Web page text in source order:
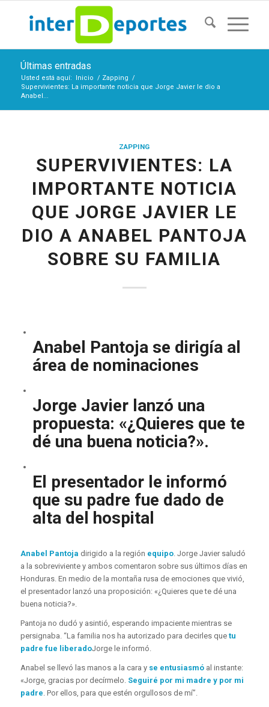
Últimas entradas
Usted está aquí: Inicio / Zapping /
Supervivientes: La importante noticia que Jorge Javier le dio a
Anabel...
ZAPPING
SUPERVIVIENTES: LA
IMPORTANTE NOTICIA
QUE JORGE JAVIER LE
DIO A ANABEL PANTOJA
SOBRE SU FAMILIA
Anabel Pantoja se dirigía al
área de nominaciones
Jorge Javier lanzó una
propuesta: «¿Quieres que te
dé una buena noticia?».
El presentador le informó
que su padre fue dado de
alta del hospital
Anabel Pantoja dirigido a la región equipo. Jorge Javier saludó
a la sobreviviente y ambos comentaron sobre sus últimos días en
Honduras. En medio de la montaña rusa de emociones que vivió,
el presentador lanzó una proposición: «¿Quieres que te dé una
buena noticia?».
Pantoja no dudó y asintió, esperando impaciente mientras se
persignaba. “La familia nos ha autorizado para decirles que tu
padre fue liberadoJorge le informó.
Anabel se llevó las manos a la cara y se entusiasmóal instante:
«Jorge, gracias por decírmelo. Seguiré por mi madre y por mi
padre. Por ellos, para que estén orgullosos de mí”.